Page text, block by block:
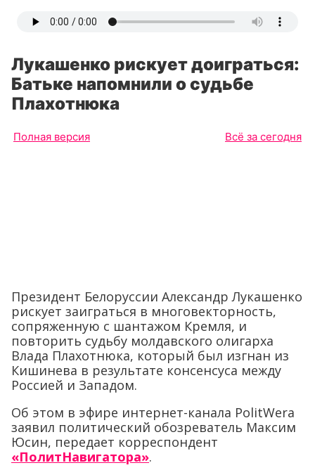
Лукашенко рискует доиграться:
Батьке напомнили о судьбе
Плахотнюка
Полная версия Всё за сегодня
Президент Белоруссии Александр Лукашенко
рискует заиграться в многовекторность,
сопряженную с шантажом Кремля, и
повторить судьбу молдавского олигарха
Влада Плахотнюка, который был изгнан из
Кишинева в результате консенсуса между
Россией и Западом.
Об этом в эфире интернет-канала PolitWera
заявил политический обозреватель Максим
Юсин, передает корреспондент
«ПолитНавигатора».